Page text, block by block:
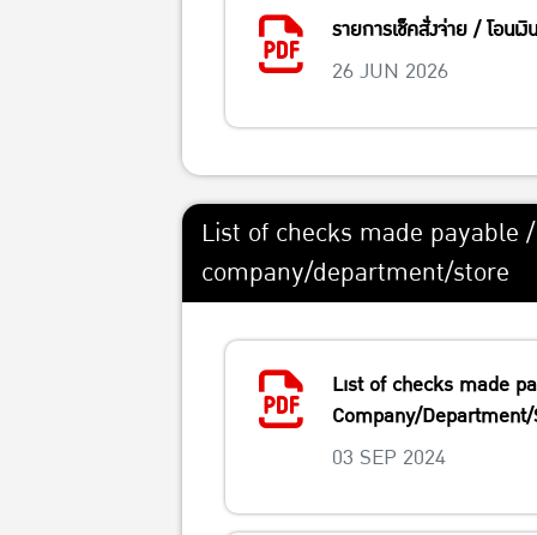
รายการเช็คสั่งจ่าย / โอนเ
26 JUN 2026
List of checks made
company/department/store
List of checks made
Company/Department/
03 SEP 2024